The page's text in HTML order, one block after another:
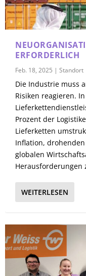
ERFORDERLICH
Feb. 18, 2025 |Standort
Die Industrie muss
Risiken reagieren.
Prozent der
Lieferketten
Inflation,
globalen
Herausforderungen
WEITERLESEN